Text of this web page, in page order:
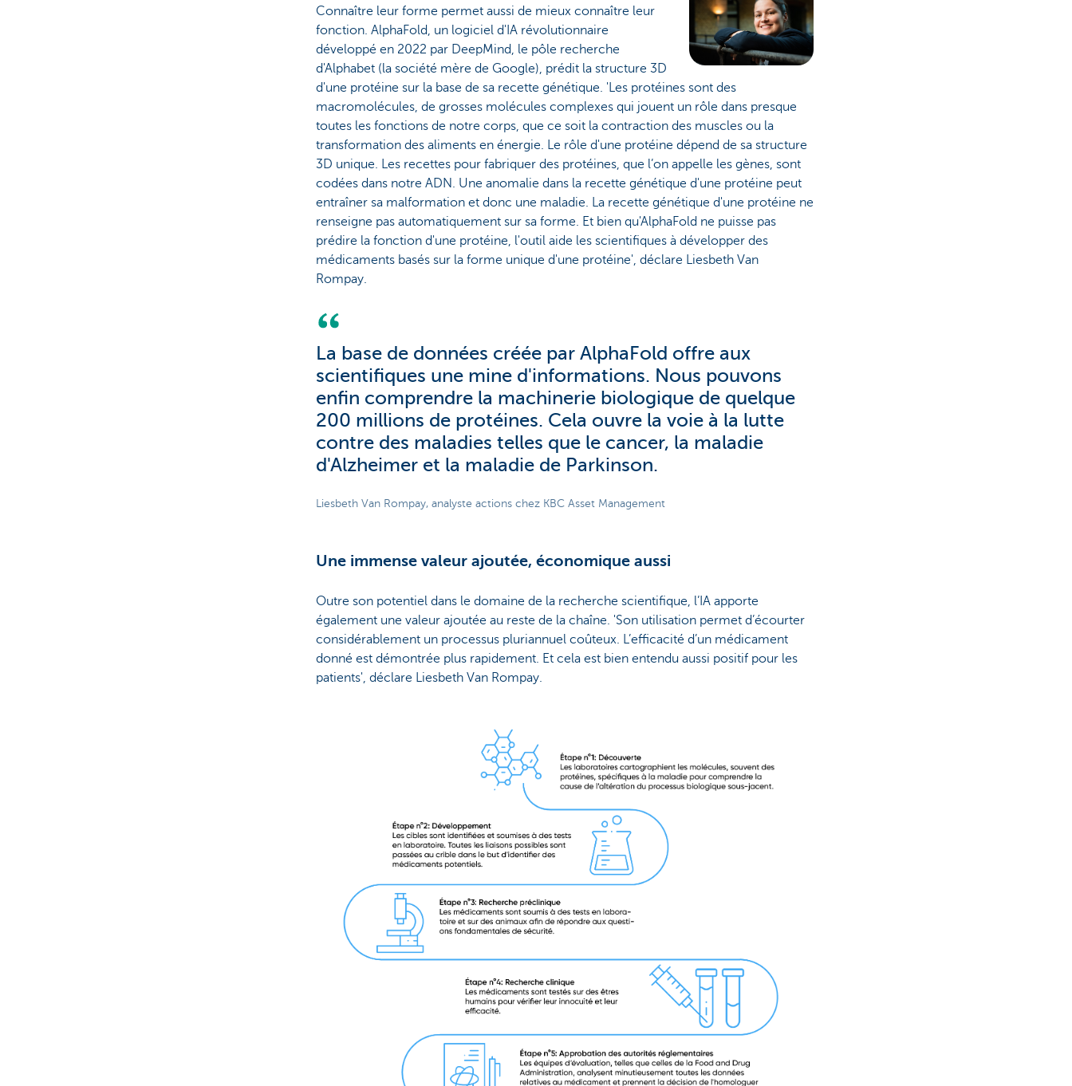
Connaître leur forme permet aussi de mieux connaître leur
fonction. AlphaFold, un logiciel d'IA révolutionnaire
développé en 2022 par DeepMind, le pôle recherche
d'Alphabet (la société mère de Google), prédit la structure 3D
d'une protéine sur la base de sa recette génétique. 'Les protéines sont des
macromolécules, de grosses molécules complexes qui jouent un rôle dans presque
toutes les fonctions de notre corps, que ce soit la contraction des muscles ou la
transformation des aliments en énergie. Le rôle d'une protéine dépend de sa structure
3D unique. Les recettes pour fabriquer des protéines, que l’on appelle les gènes, sont
codées dans notre ADN. Une anomalie dans la recette génétique d'une protéine peut
entraîner sa malformation et donc une maladie. La recette génétique d'une protéine ne
renseigne pas automatiquement sur sa forme. Et bien qu'AlphaFold ne puisse pas
prédire la fonction d'une protéine, l'outil aide les scientifiques à développer des
médicaments basés sur la forme unique d'une protéine', déclare Liesbeth Van
Rompay.
La base de données créée par AlphaFold offre aux
scientifiques une mine d'informations. Nous pouvons
enfin comprendre la machinerie biologique de quelque
200 millions de protéines. Cela ouvre la voie à la lutte
contre des maladies telles que le cancer, la maladie
d'Alzheimer et la maladie de Parkinson.
Liesbeth Van Rompay, analyste actions chez KBC Asset Management
Une immense valeur ajoutée, économique aussi
Outre son potentiel dans le domaine de la recherche scientifique, l’IA apporte
également une valeur ajoutée au reste de la chaîne. 'Son utilisation permet d’écourter
considérablement un processus pluriannuel coûteux. L’efficacité d’un médicament
donné est démontrée plus rapidement. Et cela est bien entendu aussi positif pour les
patients', déclare Liesbeth Van Rompay.